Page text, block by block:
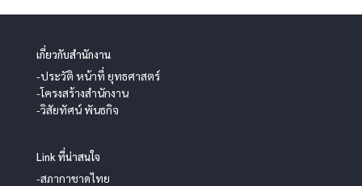
เกี่ยวกับสำนักงาน
-ประวัติ หน้าที่ ยุทธศาสตร์
-โครงสร้างสำนักงาน
-วิสัยทัศน์ พันธกิจ
Link ที่น่าสนใจ
-สภากาชาดไทย